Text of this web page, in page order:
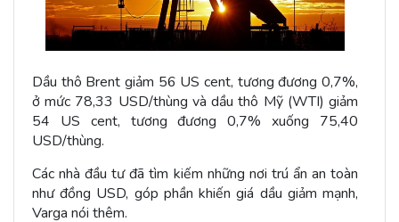
Dầu thô Brent giảm 56 US cent, tương đương 0,7%,
ở mức 78,33 USD/thùng và dầu thô Mỹ (WTI) giảm
54 US cent, tương đương 0,7% xuống 75,40
USD/thùng.
Các nhà đầu tư đã tìm kiếm những nơi trú ẩn an toàn
như đồng USD, góp phần khiến giá dầu giảm mạnh,
Varga nói thêm.